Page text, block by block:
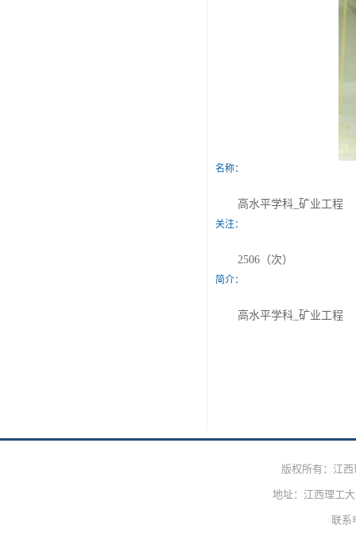
名称：
高水平学科_矿业工程
关注：
2506（次）
简介：
高水平学科_矿业工程
版权所有：江
地址：江西理工
联系